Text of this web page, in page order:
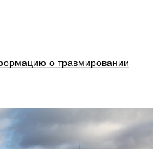
о травмировании